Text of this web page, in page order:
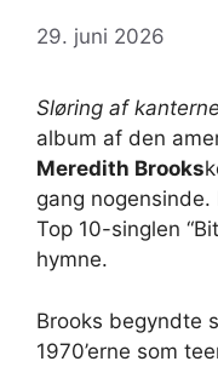
29. juni 2026
Sløring af kanterne
album af den
Meredith Brooks
gang
Top 10-singlen
hymne.
Brooks begyndte
1970’erne som